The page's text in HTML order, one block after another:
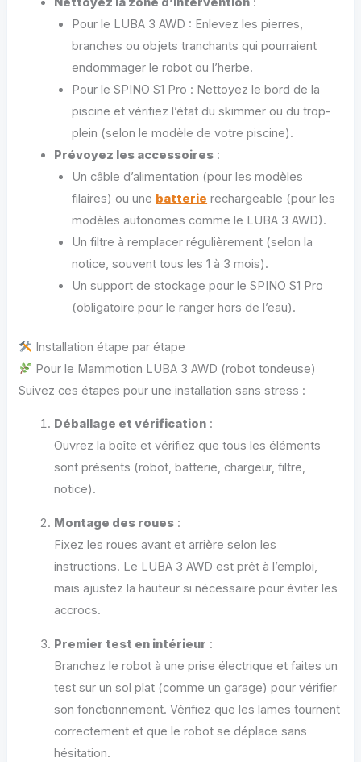
Pour le LUBA 3 AWD : Enlevez les pierres,
branches ou objets tranchants qui pourraient
endommager le robot ou l’herbe.
Pour le SPINO S1 Pro : Nettoyez le bord de la
piscine et vérifiez l’état du skimmer ou du trop-
plein (selon le modèle de votre piscine).
Prévoyez les accessoires :
Un câble d’alimentation (pour les modèles
filaires) ou une batterie rechargeable (pour les
modèles autonomes comme le LUBA 3 AWD).
Un filtre à remplacer régulièrement (selon la
notice, souvent tous les 1 à 3 mois).
Un support de stockage pour le SPINO S1 Pro
(obligatoire pour le ranger hors de l’eau).
Installation étape par étape
Pour le Mammotion LUBA 3 AWD (robot tondeuse)
Suivez ces étapes pour une installation sans stress :
Déballage et vérification :
Ouvrez la boîte et vérifiez que tous les éléments
sont présents (robot, batterie, chargeur, filtre,
notice).
Montage des roues :
Fixez les roues avant et arrière selon les
instructions. Le LUBA 3 AWD est prêt à l’emploi,
mais ajustez la hauteur si nécessaire pour éviter les
accrocs.
Premier test en intérieur :
Branchez le robot à une prise électrique et faites un
test sur un sol plat (comme un garage) pour vérifier
son fonctionnement. Vérifiez que les lames tournent
correctement et que le robot se déplace sans
hésitation.